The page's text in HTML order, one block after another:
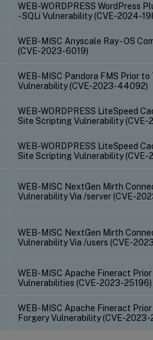
WEB-WORDPRESS WordPress
- SQLi Vulnerability (CVE-2024-
WEB-MISC Anyscale Ray - OS
(CVE-2023-6019)
WEB-MISC Pandora FMS Prior
Vulnerability (CVE-2023-44092)
WEB-WORDPRESS LiteSpeed
Site Scripting Vulnerability
WEB-WORDPRESS LiteSpeed
Site Scripting Vulnerability
WEB-MISC NextGen Mirth
Vulnerability Via /server (CVE-
WEB-MISC NextGen Mirth
Vulnerability Via /users (CVE-
WEB-MISC Apache Fineract Prior
Vulnerabilities (CVE-2023-25196)
WEB-MISC Apache Fineract
Forgery Vulnerability (CVE-2023-